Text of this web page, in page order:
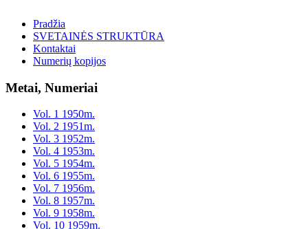
Pradžia
SVETAINĖS STRUKTŪRA
Kontaktai
Numerių kopijos
Metai, Numeriai
Vol. 1 1950m.
Vol. 2 1951m.
Vol. 3 1952m.
Vol. 4 1953m.
Vol. 5 1954m.
Vol. 6 1955m.
Vol. 7 1956m.
Vol. 8 1957m.
Vol. 9 1958m.
Vol. 10 1959m.